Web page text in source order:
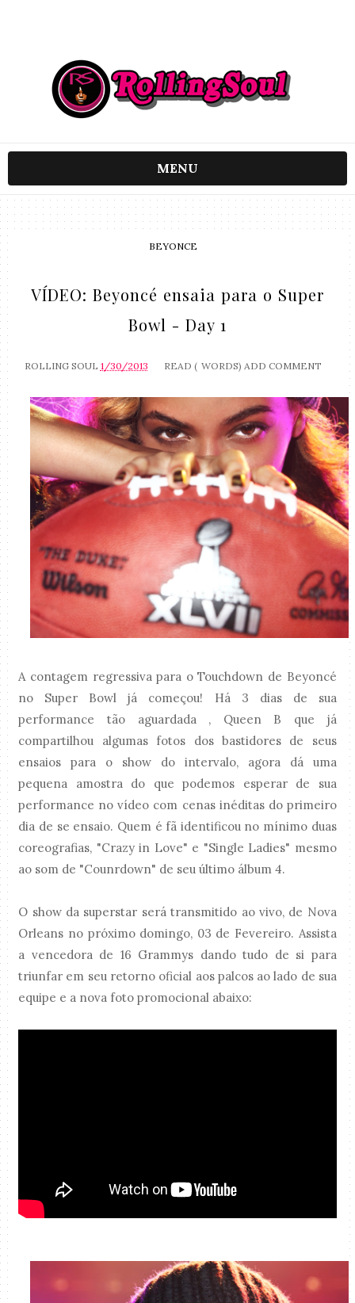
MENU
BEYONCE
VÍDEO: Beyoncé ensaia para o Super
Bowl - Day 1
ROLLING SOUL 1/30/2013 READ ( WORDS) ADD COMMENT
A contagem regressiva para o Touchdown de Beyoncé
no Super Bowl já começou! Há 3 dias de sua
performance tão aguardada , Queen B que já
compartilhou algumas fotos dos bastidores de seus
ensaios para o show do intervalo, agora dá uma
pequena amostra do que podemos esperar de sua
performance no vídeo com cenas inéditas do primeiro
dia de se ensaio. Quem é fã identificou no mínimo duas
coreografias, "Crazy in Love" e "Single Ladies" mesmo
ao som de "Counrdown" de seu último álbum 4.
O show da superstar será transmitido ao vivo, de Nova
Orleans no próximo domingo, 03 de Fevereiro. Assista
a vencedora de 16 Grammys dando tudo de si para
triunfar em seu retorno oficial aos palcos ao lado de sua
equipe e a nova foto promocional abaixo: